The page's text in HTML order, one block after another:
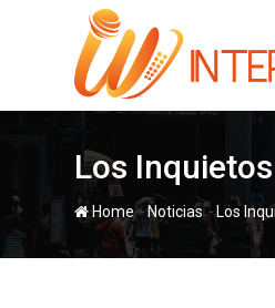
Los
Home-Noticias-Los